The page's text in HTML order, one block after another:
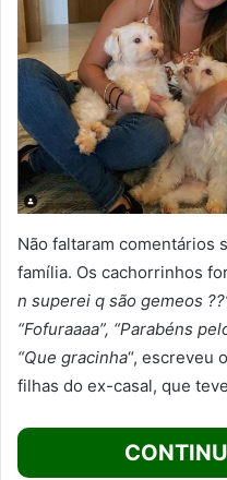
Não faltaram comentários
família. Os cachorrinhos
n superei q são gemeos
“Fofuraaaa”, “Parabéns
“Que gracinha“, escreveu
filhas do ex-casal, que